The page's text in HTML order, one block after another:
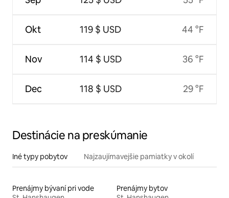
Okt
Nov
Dec
119 $ USD
114 $ USD
118 $ USD
44 °F
36 °F
29 °F
Destinácie na preskúmanie
Iné typy pobytov Najzaujímavejšie pamiatky v okolí
Prenájmy bývaní pri vode
Prenájmy bytov